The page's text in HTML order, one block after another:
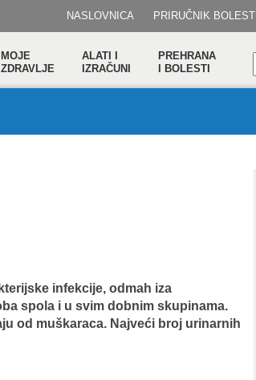
NASLOVNICA PRIRUČNIK BOLESTI
MOJE
ZDRAVLJE
ALATI I
IZRAČUNI
PREHRANA
I BOLESTI
infekcije, odmah iza
spola i u svim dobnim skupinama.
od muškaraca. Najveći broj urinarnih